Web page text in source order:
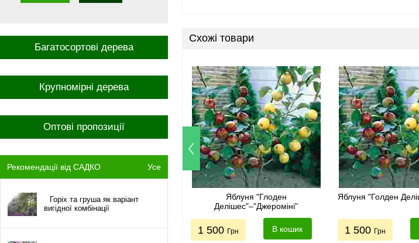
Багатосортові дерева
Крупномірні дерева
Оптові пропозиції
Рекомендації від САДКО Усе
Горіх та груша як варіант
вигідної комбінації
Схожі товари
Яблуня "Глоден
Делішес"–"Джероміні"
1 500 Грн В кошик
Яблуня "Голден
1 500 Грн